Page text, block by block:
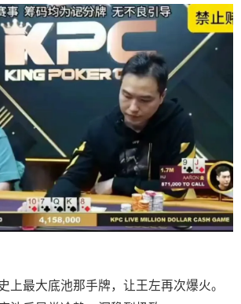
上最大底池那手牌，让王左再次爆火。